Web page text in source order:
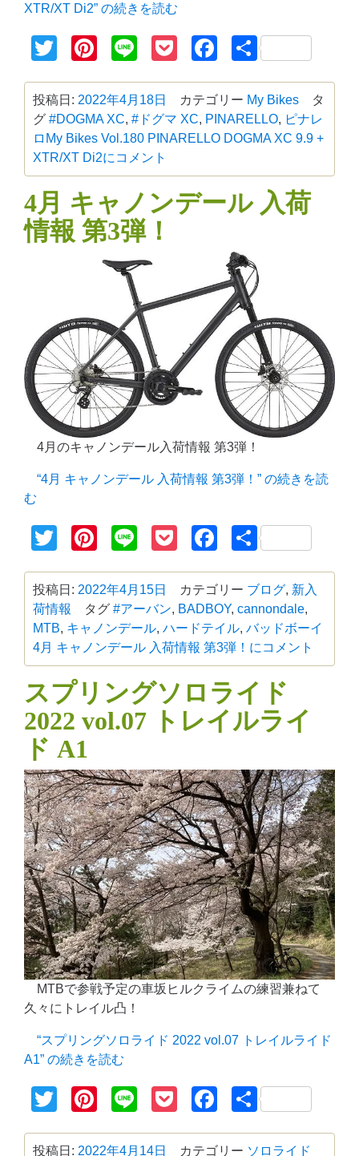
XTR/XT Di2” の続きを読む
TwitterPinterest
Line PocketFacebook
共
投稿日: 2022年4月18日 カテゴリー My Bikes
タ
グ #DOGMA XC, #ドグマ XC, PINARELLO, ピナレ
ロ My Bikes Vol.180 PINARELLO DOGMA XC 9.9 +
XTR/XT Di2に コメント
4月 キャノンデール 入荷
情報 第3弾！
4月のキャノンデール入荷情報 第3弾！
“4月 キャノンデール 入荷情報 第3弾！” の続きを読
む
TwitterPinterest
Line PocketFacebook
共
有
投稿日: 2022年4月15日 カテゴリー ブログ, 新入
荷情報
タグ #アーバン, BADBOY, cannondale,
MTB, キャノンデール, ハードテイル, バッドボーイ
4月 キャノンデール 入荷情報 第3弾！に コメント
スプリングソロライド
2022 vol.07 トレイルライ
ド A1
MTBで参戦予定の車坂ヒルクライムの練習兼ねて
久々にトレイル凸！
“スプリングソロライド 2022 vol.07 トレイルライド
A1” の続きを読む
TwitterPinterest
Line PocketFacebook
共
投稿日: 2022年4月14日 カテゴリー ソロライド